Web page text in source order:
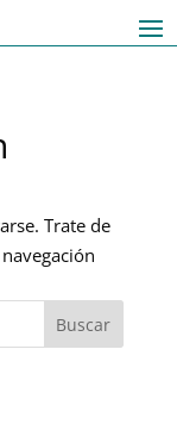
Trate de
Buscar